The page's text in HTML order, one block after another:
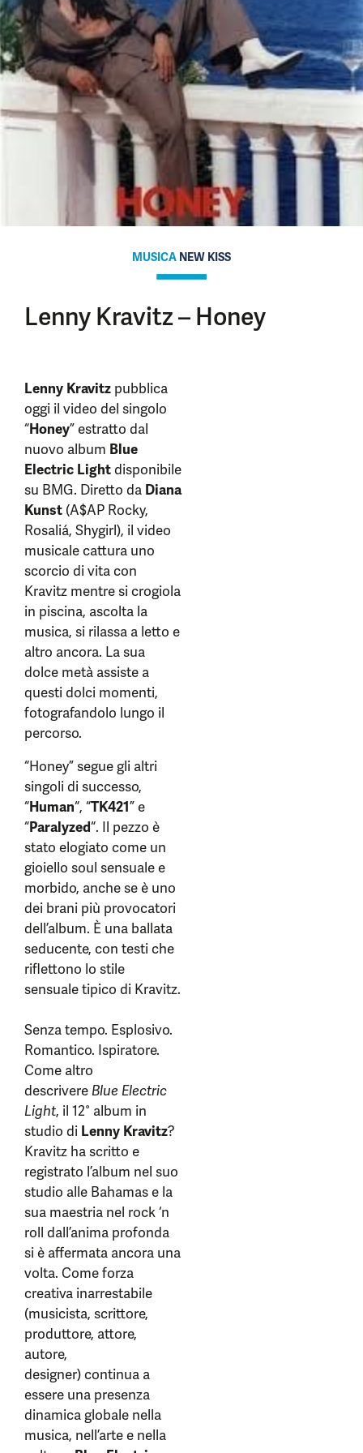
MUSICA NEW KISS
Lenny Kravitz – Honey
Lenny Kravitz pubblica
oggi il video del singolo
“Honey” estratto dal
nuovo album Blue
Electric Lightdisponibile
su BMG. Diretto da Diana
Kunst (A$AP Rocky,
Rosaliá, Shygirl), il video
musicale cattura uno
scorcio di vita con
Kravitz mentre si crogiola
in piscina, ascolta la
musica, si rilassa a letto e
altro ancora. La sua
dolce metà assiste a
questi dolci momenti,
fotografandolo lungo il
percorso.
“Honey” segue gli altri
singoli di successo,
“Human“, “TK421” e
“Paralyzed“. Il pezzo è
stato elogiato come un
gioiello soul sensuale e
morbido, anche se è uno
dei brani più provocatori
dell’album. È una ballata
seducente, con testi che
riflettono lo stile
sensuale tipico di Kravitz.
Senza tempo. Esplosivo.
Romantico. Ispiratore.
Come altro
descrivere Blue Electric
Light, il 12° album in
studio di Lenny Kravitz?
Kravitz ha scritto e
registrato l’album nel suo
studio alle Bahamas e la
sua maestria nel rock ‘n
roll dall’anima profonda
si è affermata ancora una
volta. Come forza
creativa inarrestabile
(musicista, scrittore,
produttore, attore,
autore,
designer) continua a
essere una presenza
dinamica globale nella
musica, nell’arte e nella